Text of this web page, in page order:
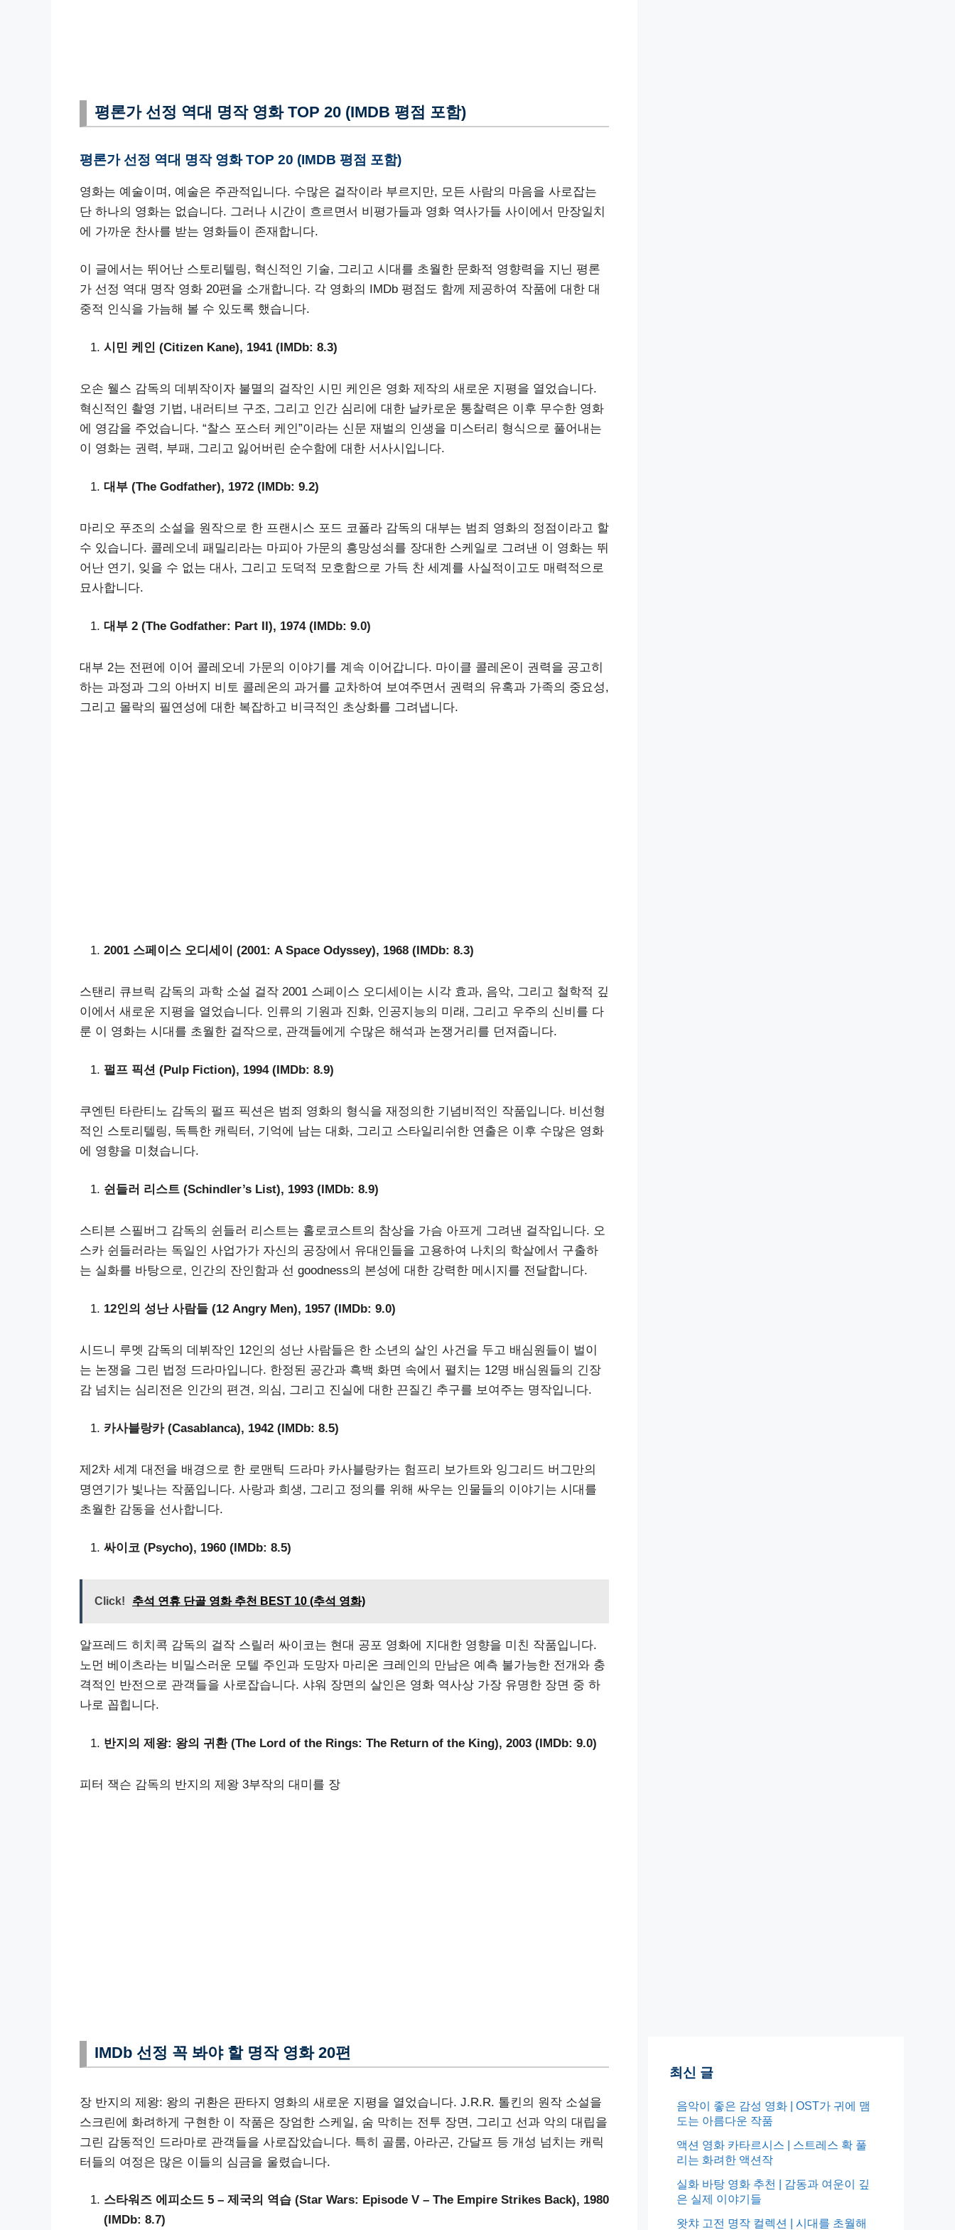
평론가 선정 역대 명작 영화 TOP 20 (IMDB 평점 포함)
평론가 선정 역대 명작 영화 TOP 20 (IMDB 평점 포함)
영화는 예술이며, 예술은 주관적입니다. 수많은 걸작이라 부르지만, 모든 사람의 마음을 사로잡는
단 하나의 영화는 없습니다. 그러나 시간이 흐르면서 비평가들과 영화 역사가들 사이에서 만장일치
에 가까운 찬사를 받는 영화들이 존재합니다.
이 글에서는 뛰어난 스토리텔링, 혁신적인 기술, 그리고 시대를 초월한 문화적 영향력을 지닌 평론
가 선정 역대 명작 영화 20편을 소개합니다. 각 영화의 IMDb 평점도 함께 제공하여 작품에 대한 대
중적 인식을 가늠해 볼 수 있도록 했습니다.
시민 케인 (Citizen Kane), 1941 (IMDb: 8.3)
오손 웰스 감독의 데뷔작이자 불멸의 걸작인 시민 케인은 영화 제작의 새로운 지평을 열었습니다.
혁신적인 촬영 기법, 내러티브 구조, 그리고 인간 심리에 대한 날카로운 통찰력은 이후 무수한 영화
에 영감을 주었습니다. “찰스 포스터 케인”이라는 신문 재벌의 인생을 미스터리 형식으로 풀어내는
이 영화는 권력, 부패, 그리고 잃어버린 순수함에 대한 서사시입니다.
대부 (The Godfather), 1972 (IMDb: 9.2)
마리오 푸조의 소설을 원작으로 한 프랜시스 포드 코폴라 감독의 대부는 범죄 영화의 정점이라고 할
수 있습니다. 콜레오네 패밀리라는 마피아 가문의 흥망성쇠를 장대한 스케일로 그려낸 이 영화는 뛰
어난 연기, 잊을 수 없는 대사, 그리고 도덕적 모호함으로 가득 찬 세계를 사실적이고도 매력적으로
묘사합니다.
대부 2 (The Godfather: Part II), 1974 (IMDb: 9.0)
대부 2는 전편에 이어 콜레오네 가문의 이야기를 계속 이어갑니다. 마이클 콜레온이 권력을 공고히
하는 과정과 그의 아버지 비토 콜레온의 과거를 교차하여 보여주면서 권력의 유혹과 가족의 중요성,
그리고 몰락의 필연성에 대한 복잡하고 비극적인 초상화를 그려냅니다.
2001 스페이스 오디세이 (2001: A Space Odyssey), 1968 (IMDb: 8.3)
스탠리 큐브릭 감독의 과학 소설 걸작 2001 스페이스 오디세이는 시각 효과, 음악, 그리고 철학적 깊
이에서 새로운 지평을 열었습니다. 인류의 기원과 진화, 인공지능의 미래, 그리고 우주의 신비를 다
룬 이 영화는 시대를 초월한 걸작으로, 관객들에게 수많은 해석과 논쟁거리를 던져줍니다.
펄프 픽션 (Pulp Fiction), 1994 (IMDb: 8.9)
쿠엔틴 타란티노 감독의 펄프 픽션은 범죄 영화의 형식을 재정의한 기념비적인 작품입니다. 비선형
적인 스토리텔링, 독특한 캐릭터, 기억에 남는 대화, 그리고 스타일리쉬한 연출은 이후 수많은 영화
에 영향을 미쳤습니다.
쉰들러 리스트 (Schindler’s List), 1993 (IMDb: 8.9)
스티븐 스필버그 감독의 쉰들러 리스트는 홀로코스트의 참상을 가슴 아프게 그려낸 걸작입니다. 오
스카 쉰들러라는 독일인 사업가가 자신의 공장에서 유대인들을 고용하여 나치의 학살에서 구출하
는 실화를 바탕으로, 인간의 잔인함과 선 goodness의 본성에 대한 강력한 메시지를 전달합니다.
12인의 성난 사람들 (12 Angry Men), 1957 (IMDb: 9.0)
시드니 루멧 감독의 데뷔작인 12인의 성난 사람들은 한 소년의 살인 사건을 두고 배심원들이 벌이
는 논쟁을 그린 법정 드라마입니다. 한정된 공간과 흑백 화면 속에서 펼치는 12명 배심원들의 긴장
감 넘치는 심리전은 인간의 편견, 의심, 그리고 진실에 대한 끈질긴 추구를 보여주는 명작입니다.
카사블랑카 (Casablanca), 1942 (IMDb: 8.5)
제2차 세계 대전을 배경으로 한 로맨틱 드라마 카사블랑카는 험프리 보가트와 잉그리드 버그만의
명연기가 빛나는 작품입니다. 사랑과 희생, 그리고 정의를 위해 싸우는 인물들의 이야기는 시대를
초월한 감동을 선사합니다.
싸이코 (Psycho), 1960 (IMDb: 8.5)
Click! 추석 연휴 단골 영화 추천 BEST 10 (추석 영화)
알프레드 히치콕 감독의 걸작 스릴러 싸이코는 현대 공포 영화에 지대한 영향을 미친 작품입니다.
노먼 베이츠라는 비밀스러운 모텔 주인과 도망자 마리온 크레인의 만남은 예측 불가능한 전개와 충
격적인 반전으로 관객들을 사로잡습니다. 샤워 장면의 살인은 영화 역사상 가장 유명한 장면 중 하
나로 꼽힙니다.
반지의 제왕: 왕의 귀환 (The Lord of the Rings: The Return of the King), 2003 (IMDb: 9.0)
피터 잭슨 감독의 반지의 제왕 3부작의 대미를 장
IMDb 선정 꼭 봐야 할 명작 영화 20편
장 반지의 제왕: 왕의 귀환은 판타지 영화의 새로운 지평을 열었습니다. J.R.R. 톨킨의 원작 소설을
스크린에 화려하게 구현한 이 작품은 장엄한 스케일, 숨 막히는 전투 장면, 그리고 선과 악의 대립을
그린 감동적인 드라마로 관객들을 사로잡았습니다. 특히 골룸, 아라곤, 간달프 등 개성 넘치는 캐릭
터들의 여정은 많은 이들의 심금을 울렸습니다.
스타워즈 에피소드 5 – 제국의 역습 (Star Wars: Episode V – The Empire Strikes Back), 1980
(IMDb: 8.7)
최신 글
음악이 좋은 감성 영화 | OST가 귀에 맴
도는 아름다운 작품
액션 영화 카타르시스 | 스트레스 확 풀
리는 화려한 액션작
실화 바탕 영화 추천 | 감동과 여운이 깊
은 실제 이야기들
왓챠 고전 명작 컬렉션 | 시대를 초월해